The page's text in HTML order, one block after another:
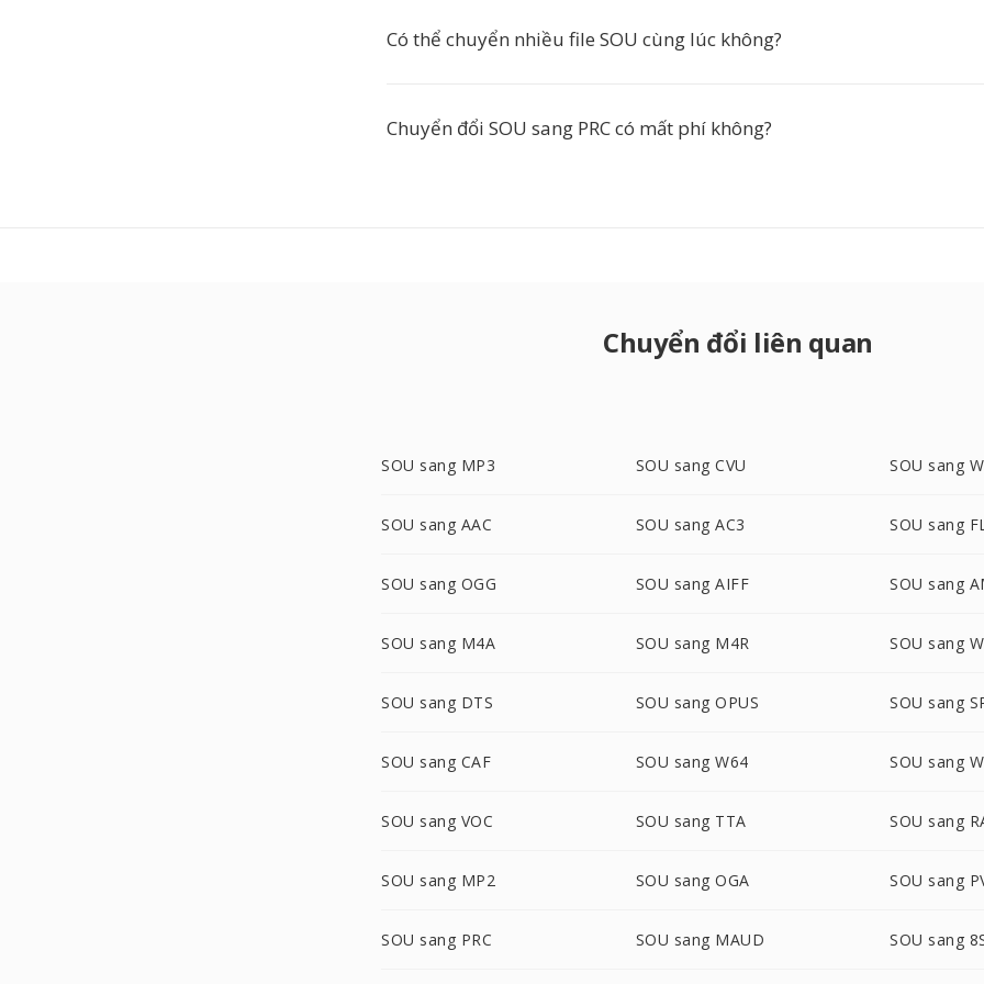
Có thể chuyển nhiều file SOU cùng lúc không?
Chuyển đổi SOU sang PRC có mất phí không?
Chuyển đổi liên quan
SOU sang MP3 SOU sang CVU SOU sang
SOU sang AAC SOU sang AC3 SOU sang
SOU sang OGG SOU sang AIFF SOU sang
SOU sang M4A SOU sang M4R SOU sang
SOU sang DTS SOU sang OPUS SOU sang
SOU sang CAF SOU sang W64 SOU sang
SOU sang VOC SOU sang TTA SOU sang
SOU sang MP2 SOU sang OGA SOU sang
SOU sang PRC SOU sang MAUD SOU sang